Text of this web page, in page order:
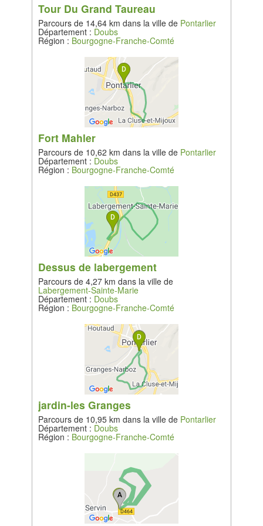
Tour Du Grand Taureau
Parcours de 14,64 km dans la ville de Pontarlier
Département : Doubs
Région : Bourgogne-Franche-Comté
Fort Mahler
Parcours de 10,62 km dans la ville de Pontarlier
Département : Doubs
Région : Bourgogne-Franche-Comté
Dessus de labergement
Parcours de 4,27 km dans la ville de
Labergement-Sainte-Marie
Département : Doubs
Région : Bourgogne-Franche-Comté
jardin-les Granges
Parcours de 10,95 km dans la ville de Pontarlier
Département : Doubs
Région : Bourgogne-Franche-Comté